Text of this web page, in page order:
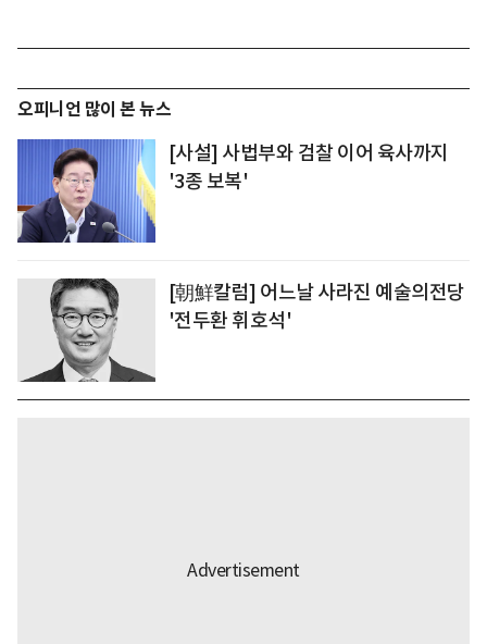
오피니언 많이 본 뉴스
[사설] 사법부와 검찰 이어 육사까지
'3종 보복'
[朝鮮칼럼] 어느날 사라진 예술의전당
'전두환 휘호석'